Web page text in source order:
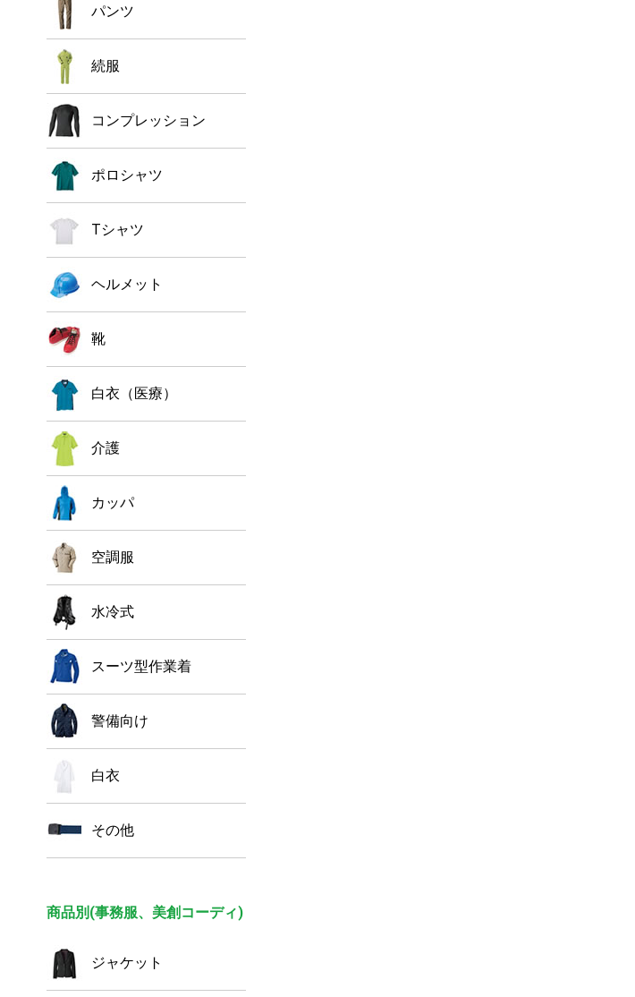
パンツ
続服
コンプレッション
ポロシャツ
Tシャツ
ヘルメット
靴
白衣（医療）
介護
カッパ
空調服
水冷式
スーツ型作業着
警備向け
白衣
その他
商品別(事務服、美創コーディ)
ジャケット